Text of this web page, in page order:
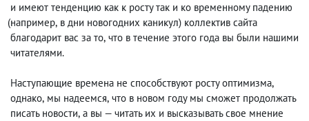
и имеют тенденцию как к росту так и ко временному падению
(например, в дни новогодних каникул) коллектив сайта
благодарит вас за то, что в течение этого года вы были нашими
читателями.
Наступающие времена не способствуют росту оптимизма,
однако, мы надеемся, что в новом году мы сможет продолжать
писать новости, а вы — читать их и высказывать свое мнение